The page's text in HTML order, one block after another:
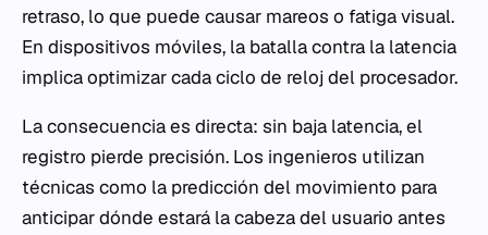
retraso, lo que puede causar mareos o fatiga visual.
En dispositivos móviles, la batalla contra la latencia
implica optimizar cada ciclo de reloj del procesador.
La consecuencia es directa: sin baja latencia, el
registro pierde precisión. Los ingenieros utilizan
técnicas como la predicción del movimiento para
anticipar dónde estará la cabeza del usuario antes